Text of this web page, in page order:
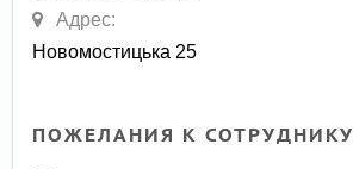
Адрес:
Новомостицька 25
ПОЖЕЛАНИЯ К СОТРУДНИКУ